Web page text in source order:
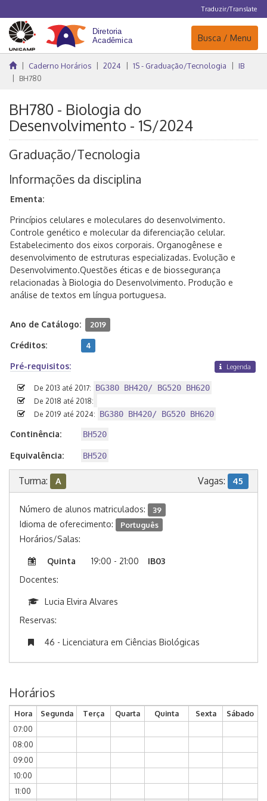
Traduzir/Translate
Navegação
Busca / Menu
Caderno Horários 2024 1S - Graduação/Tecnologia
IB
BH780
BH780 - Biologia do
Desenvolvimento - 1S/2024
Graduação/Tecnologia
Informações da disciplina
Ementa:
Princípios celulares e moleculares do desenvolvimento.
Controle genético e molecular da diferenciação celular.
Estabelecimento dos eixos corporais. Organogênese e
desenvolvimento de estruturas especializadas. Evolução e
Desenvolvimento.Questões éticas e de biossegurança
relacionadas à Biologia do Desenvolvimento. Produção e
análise de textos em língua portuguesa.
Ano de Catálogo: 2019
Créditos: 4
Pré-requisitos: Legenda
De 2013 até 2017: BG380 BH420/ BG520 BH620
De 2018 até 2018:
De 2019 até 2024: BG380 BH420/ BG520 BH620
Continência: BH520
Equivalência: BH520
Turma: A Vagas: 45
Número de alunos matriculados: 39
Idioma de oferecimento: Português
Horários/Salas:
Quinta 19:00 - 21:00
IB03
Docentes:
Lucia Elvira Alvares
Reservas:
46 - Licenciatura em Ciências Biológicas
Horários
Hora Segunda Terça Quarta Quinta Sexta
Sábado
07:00
08:00
09:00
10:00
11:00